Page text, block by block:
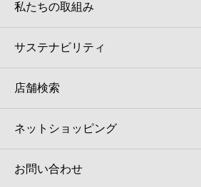
私たちの取組み
サステナビリティ
店舗検索
ネットショッピング
お問い合わせ